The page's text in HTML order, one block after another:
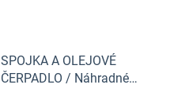
SPOJKA A OLEJOVÉ
ČERPADLO / Náhradné